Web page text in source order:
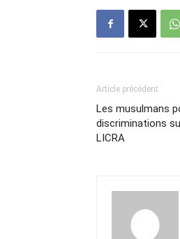
Article précédent
Les musulmans
discriminations
LICRA